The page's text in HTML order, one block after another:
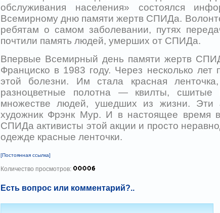
обслуживания населения» состоялся
Всемирному дню памяти жертв СПИДа.
ребятам о самом заболевании, путях
почтили память людей, умерших от СПИДа.
Впервые Всемирный день памяти жертв
Франциско в 1983 году. Через несколько лет
этой болезни. Им стала красная
разноцветные полотна — квилты, сшитые
множестве людей, ушедших из жизни. Эти
художник Фрэнк Мур. И в настоящее время
СПИДа активисты этой акции и просто
одежде красные ленточки.
[Постоянная ссылка]
Количество просмотров:
Есть вопрос или комментарий?..